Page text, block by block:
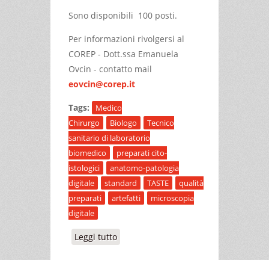
Sono disponibili 100 posti.
Per informazioni rivolgersi al
COREP - Dott.ssa Emanuela
Ovcin - contatto mail
eovcin@corep.it
Tags:
Medico
Chirurgo
Biologo
Tecnico
sanitario di laboratorio
biomedico
preparati cito-
istologici
anatomo-patologia
digitale
standard TASTE
qualità
preparati
artefatti
microscopia
digitale
Leggi tutto